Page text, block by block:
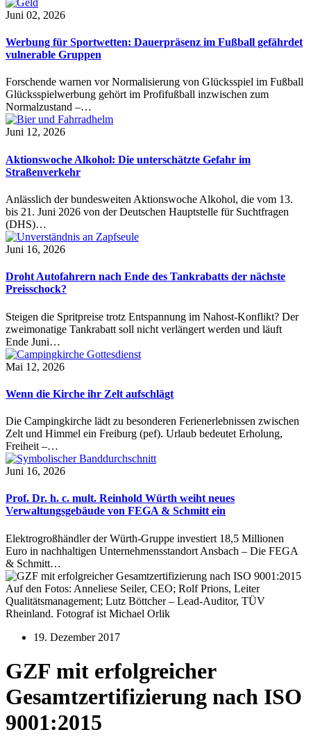
Juni 02, 2026
Werbung für Sportwetten: Dauerpräsenz im Fußball gefährdet
vulnerable Gruppen
Forschende warnen vor Normalisierung von Glücksspiel im Fußball
Glücksspielwerbung gehört im Profifußball inzwischen zum
Normalzustand –…
Juni 12, 2026
Aktionswoche Alkohol: Die unterschätzte Gefahr im
Straßenverkehr
Anlässlich der bundesweiten Aktionswoche Alkohol, die vom 13.
bis 21. Juni 2026 von der Deutschen Hauptstelle für Suchtfragen
(DHS)…
Juni 16, 2026
Droht Autofahrern nach Ende des Tankrabatts der nächste
Preisschock?
Steigen die Spritpreise trotz Entspannung im Nahost-Konflikt? Der
zweimonatige Tankrabatt soll nicht verlängert werden und läuft
Ende Juni…
Mai 12, 2026
Wenn die Kirche ihr Zelt aufschlägt
Die Campingkirche lädt zu besonderen Ferienerlebnissen zwischen
Zelt und Himmel ein Freiburg (pef). Urlaub bedeutet Erholung,
Freiheit –…
Juni 16, 2026
Prof. Dr. h. c. mult. Reinhold Würth weiht neues
Verwaltungsgebäude von FEGA & Schmitt ein
Elektrogroßhändler der Würth-Gruppe investiert 18,5 Millionen
Euro in nachhaltigen Unternehmensstandort Ansbach – Die FEGA
& Schmitt…
Auf den Fotos: Anneliese Seiler, CEO; Rolf Prions, Leiter
Qualitätsmanagement; Lutz Böttcher – Lead-Auditor, TÜV
Rheinland. Fotograf ist Michael Orlik
19. Dezember 2017
GZF mit erfolgreicher
Gesamtzertifizierung nach ISO
9001:2015